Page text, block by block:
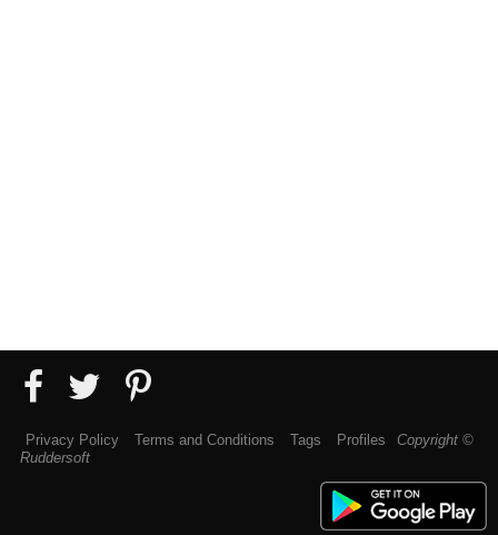
Privacy Policy Terms and Conditions Tags Profiles
Copyright ©
Ruddersoft